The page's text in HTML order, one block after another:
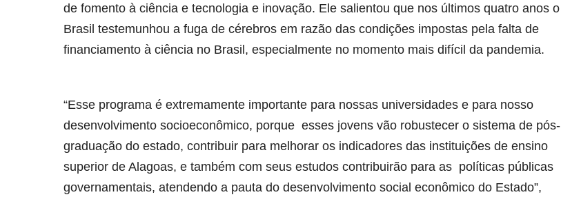
de fomento à ciência e tecnologia e inovação. Ele salientou que nos últimos quatro anos o
Brasil testemunhou a fuga de cérebros em razão das condições impostas pela falta de
financiamento à ciência no Brasil, especialmente no momento mais difícil da pandemia.
“Esse programa é extremamente importante para nossas universidades e para nosso
desenvolvimento socioeconômico, porque esses jovens vão robustecer o sistema de pós-
graduação do estado, contribuir para melhorar os indicadores das instituições de ensino
superior de Alagoas, e também com seus estudos contribuirão para as políticas públicas
governamentais, atendendo a pauta do desenvolvimento social econômico do Estado”,